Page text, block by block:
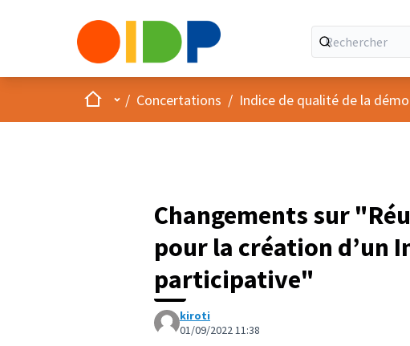
AccueilMenu principal
/ Concertations / Indice de qualité de la
Changements sur
pour la création d’un
participative"
kiroti
01/09/2022 11:38